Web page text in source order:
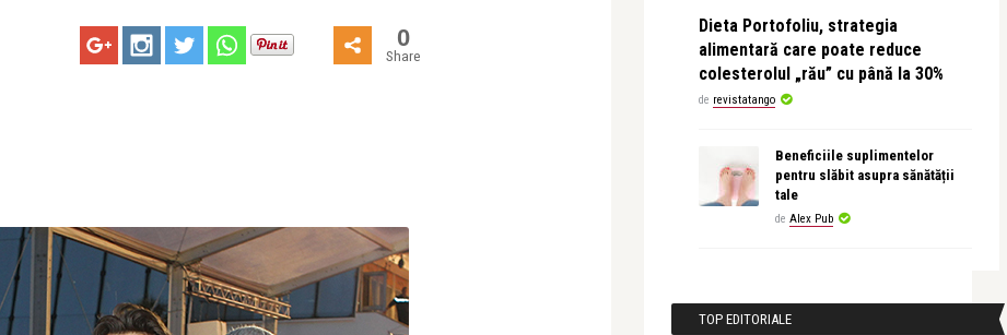
0
Share
Dieta Portofoliu, strategia
alimentară care poate reduce
colesterolul „rău” cu până la 30%
de revistatango
Beneficiile suplimentelor
pentru slăbit asupra sănătății
tale
de Alex Pub
TOP EDITORIALE